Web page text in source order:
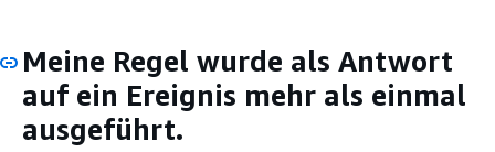
Meine Regel wurde als Antwort
auf ein Ereignis mehr als einmal
ausgeführt.